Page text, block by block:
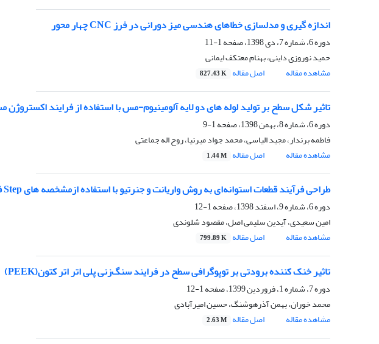
اندازه گیری و مدلسازی خطاهای هندسی میز دورانی در فرز CNC چهار محور
دوره 6، شماره 7، دی 1398، صفحه
1-11
حمید نوروزی داینی، بهنام معتکف ایمانی
مشاهده مقاله
اصل مقاله 827.43 K
تاثیر شکل سطح بر تولید لوله های دو لایه آلومینیوم-مس با استفاده از فرایند اکستروژن
دوره 6، شماره 8، بهمن 1398، صفحه
1-9
فاطمه برندار، مجید الیاسی، محمد جواد میرنیا، روح اله جماعتی
مشاهده مقاله
اصل مقاله 1.44 M
طراحی فرآیند قطعات استوانه‌ای به روش واریانت و جنرتیو با استفاده ازمشخصه های Step فایل
دوره 6، شماره 9، اسفند 1398، صفحه
1-12
امین سعیدی، آیدین سلیمی اصل، مقصود شلوندی
مشاهده مقاله
اصل مقاله 799.89 K
تاثیر خنک کننده برودتی بر توپوگرافی سطح در فرایند سنگ‌زنی پلی اتر اتر کتون(PEEK)
دوره 7، شماره 1، فروردین 1399، صفحه
1-12
محمد خوران، بهمن آذرهوشنگ، حسین امیرآبادی
مشاهده مقاله
اصل مقاله 2.63 M